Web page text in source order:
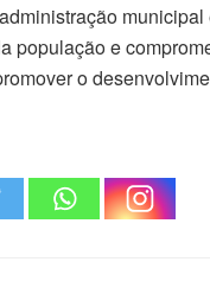
população e
o